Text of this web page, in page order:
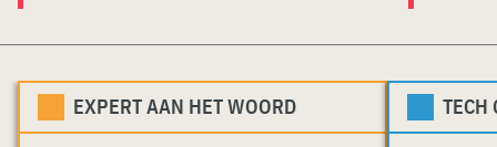
EXPERT AAN HET WOORD TECH